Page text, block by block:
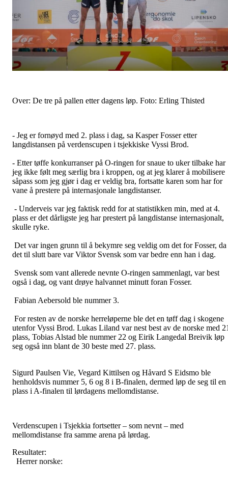
Over: De tre på pallen etter dagens løp. Foto: Erling Thisted
- Jeg er fornøyd med 2. plass i dag, sa Kasper Fosser etter
langdistansen på verdenscupen i tsjekkiske Vyssi Brod.
- Etter tøffe konkurranser på O-ringen for snaue to uker tilbake har
jeg ikke følt meg særlig bra i kroppen, og at jeg klarer å mobilisere
såpass som jeg gjør i dag er veldig bra, fortsatte karen som har for
vane å prestere på internasjonale langdistanser.
- Underveis var jeg faktisk redd for at statistikken min, med at 4.
plass er det dårligste jeg har prestert på langdistanse internasjonalt,
skulle ryke.
Det var ingen grunn til å bekymre seg veldig om det for Fosser, da
det til slutt bare var Viktor Svensk som var bedre enn han i dag.
Svensk som vant allerede nevnte O-ringen sammenlagt, var best
også i dag, og vant drøye halvannet minutt foran Fosser.
Fabian Aebersold ble nummer 3.
For resten av de norske herreløperne ble det en tøff dag i skogene
utenfor Vyssi Brod. Lukas Liland var nest best av de norske med
plass, Tobias Alstad ble nummer 22 og Eirik Langedal Breivik løp
seg også inn blant de 30 beste med 27. plass.
Sigurd Paulsen Vie, Vegard Kittilsen og Håvard S Eidsmo ble
henholdsvis nummer 5, 6 og 8 i B-finalen, dermed løp de seg til en
plass i A-finalen til lørdagens mellomdistanse.
Verdenscupen i Tsjekkia fortsetter – som nevnt – med
mellomdistanse fra samme arena på lørdag.
Resultater:
Herrer norske: